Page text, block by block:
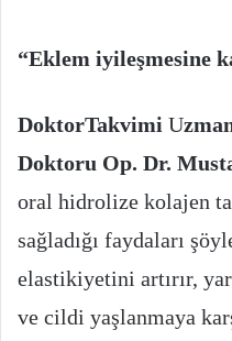
“Eklem iyileşmesine
DoktorTakvimi U
Doktoru Op. Dr.
oral hidrolize kolajen
sağladığı faydaları
elastikiyetini artırır,
ve cildi yaşlanmaya